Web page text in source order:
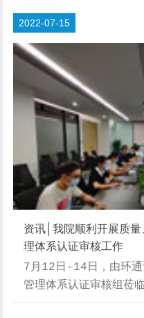
的设计方案。项目背景
海岛风景区，石奇水美
型的亚热带雨林风景和
丽海岛之一。为落实市
划要求，结合鹤洲新区
通过建设外伶仃岛保障
才友好型、青年友好型
型”的...
2022-07-15
资讯│我院顺利开展质
理体系认证审核工作
7月12日-14日，由环通
管理体系认证审核组莅